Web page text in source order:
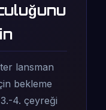
lansman
bekleme
3.-4. çeyreği